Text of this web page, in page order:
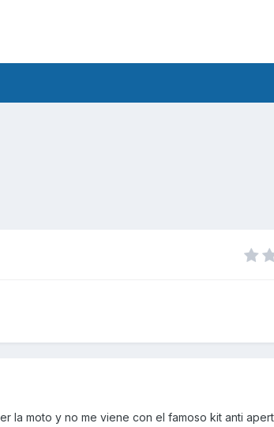
la moto y no me viene con el famoso kit anti